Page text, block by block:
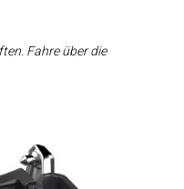
Fahre über die